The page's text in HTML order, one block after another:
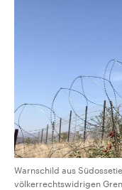
Warnschild aus
völkerrechtswidrigen